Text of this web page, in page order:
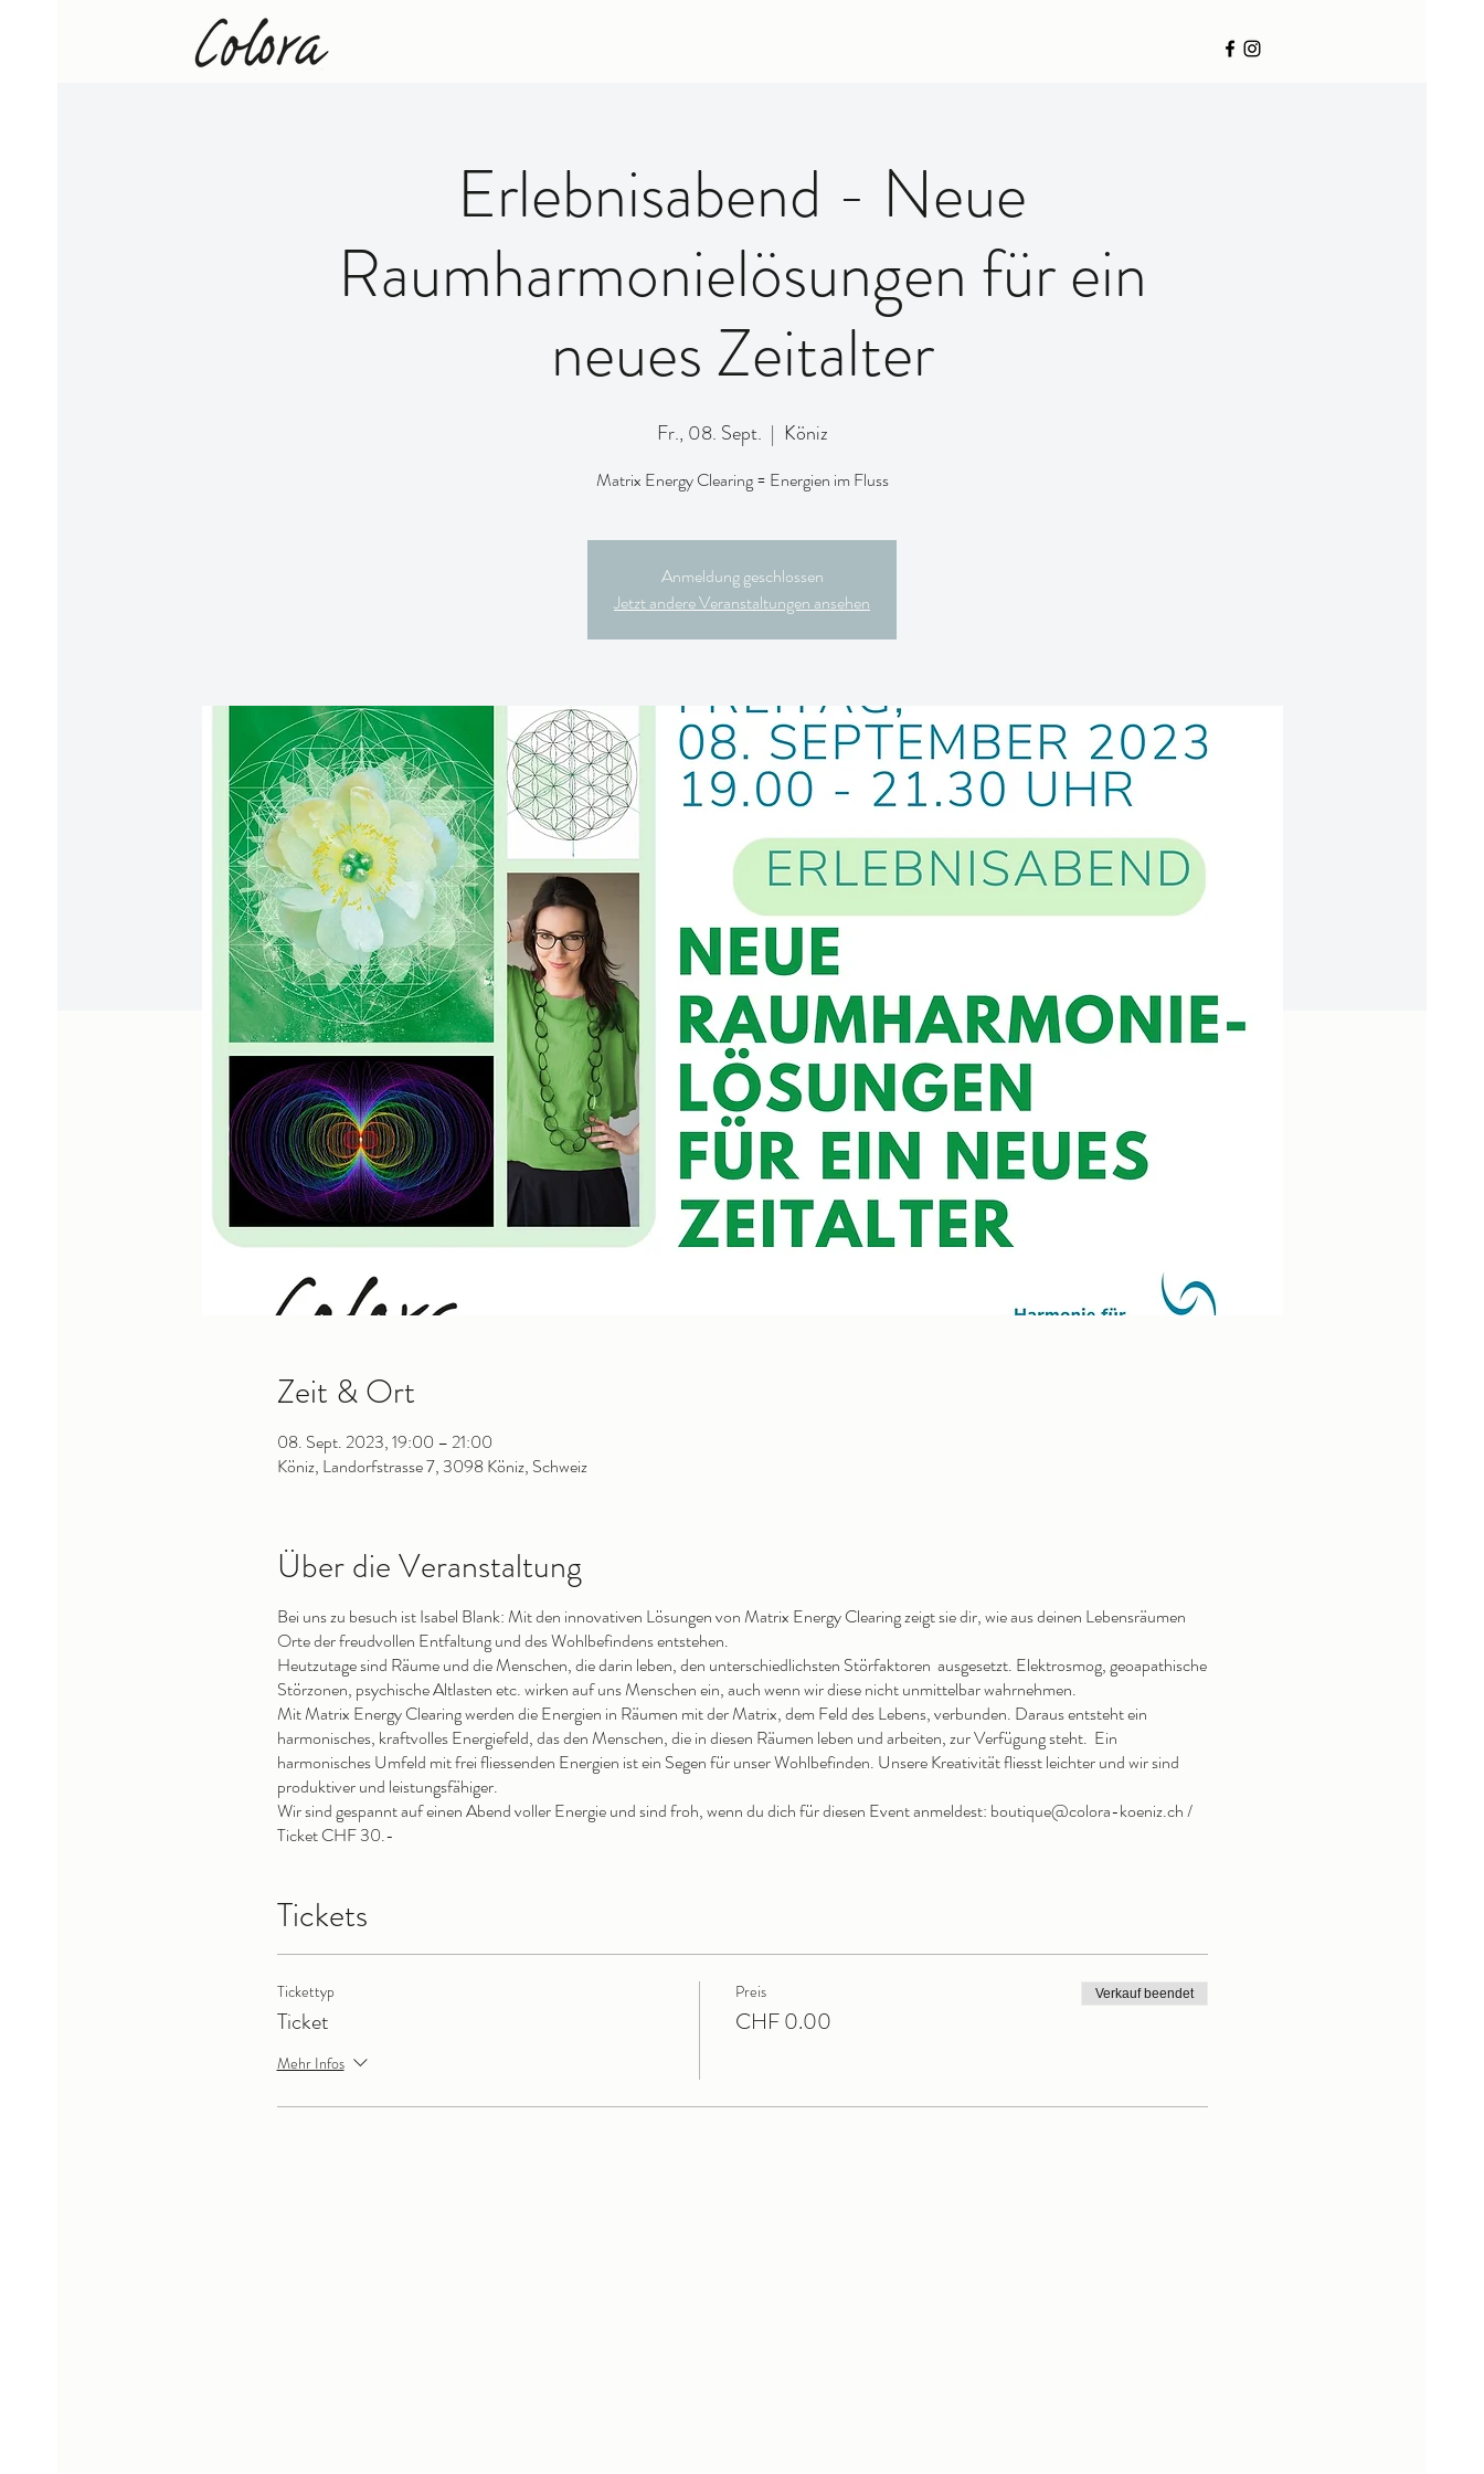
Erlebnisabend - Neue
Raumharmonielösungen für ein
neues Zeitalter
Fr., 08. Sept.
  |
Köniz
Matrix Energy Clearing = Energien im Fluss
Anmeldung geschlossen
Jetzt andere Veranstaltungen ansehen
Zeit & Ort
08. Sept. 2023, 19:00 – 21:00
Köniz, Landorfstrasse 7, 3098 Köniz, Schweiz
Über die Veranstaltung
Bei uns zu besuch ist Isabel Blank: Mit den innovativen Lösungen von Matrix Energy Clearing zeigt sie dir, wie aus deinen Lebensräumen
Orte der freudvollen Entfaltung und des Wohlbefindens entstehen.
Heutzutage sind Räume und die Menschen, die darin leben, den unterschiedlichsten Störfaktoren ausgesetzt. Elektrosmog, geoapathische
Störzonen, psychische Altlasten etc. wirken auf uns Menschen ein, auch wenn wir diese nicht unmittelbar wahrnehmen.
Mit Matrix Energy Clearing werden die Energien in Räumen mit der Matrix, dem Feld des Lebens, verbunden. Daraus entsteht ein
harmonisches, kraftvolles Energiefeld, das den Menschen, die in diesen Räumen leben und arbeiten, zur Verfügung steht. Ein
harmonisches Umfeld mit frei fliessenden Energien ist ein Segen für unser Wohlbefinden. Unsere Kreativität fliesst leichter und wir sind
produktiver und leistungsfähiger.
Wir sind gespannt auf einen Abend voller Energie und sind froh, wenn du dich für diesen Event anmeldest: boutique@colora-koeniz.ch /
Ticket CHF 30.-
Tickets
Tickettyp
Ticket
Mehr Infos
Preis
CHF 0.00
Verkauf beendet